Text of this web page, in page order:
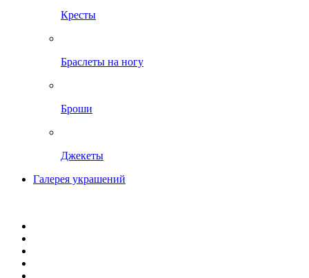
Кресты
Браслеты на ногу
Броши
Джекеты
Галерея украшений